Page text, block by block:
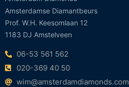
Amsterdamse Diamantbeurs
Prof. W.H. Keesomlaan 12
1183 DJ Amstelveen
06-53 561 562
020-369 40 50
wim@amsterdamdiamonds.com